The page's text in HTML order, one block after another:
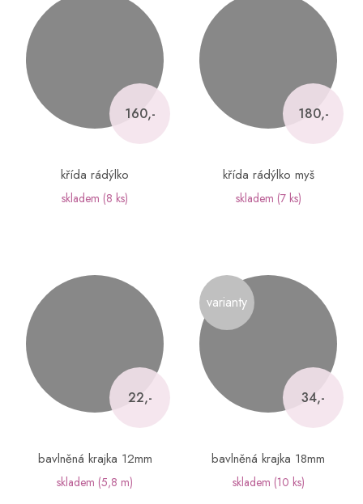
160,-
křída rádýlko
skladem (8 ks)
180,-
křída rádýlko myš
skladem (7 ks)
22,-
bavlněná krajka 12mm
skladem (5,8 m)
varianty
34,-
bavlněná krajka 18mm
skladem (10 ks)